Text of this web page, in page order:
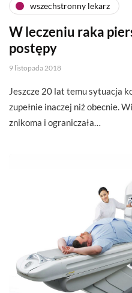
wszechstronny lekarz
W leczeniu raka
postępy
9 listopada 2018
Jeszcze 20 lat temu sytuacja
zupełnie inaczej niż obecnie.
znikoma i ograniczała…